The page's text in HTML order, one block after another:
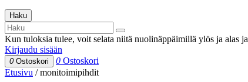
Haku
Kun tuloksia tulee, voit selata niitä nuolinäppäimillä ylös ja alas
Kirjaudu sisään
0 Ostoskori 0 Ostoskori
Etusivu /monitoimipihdit